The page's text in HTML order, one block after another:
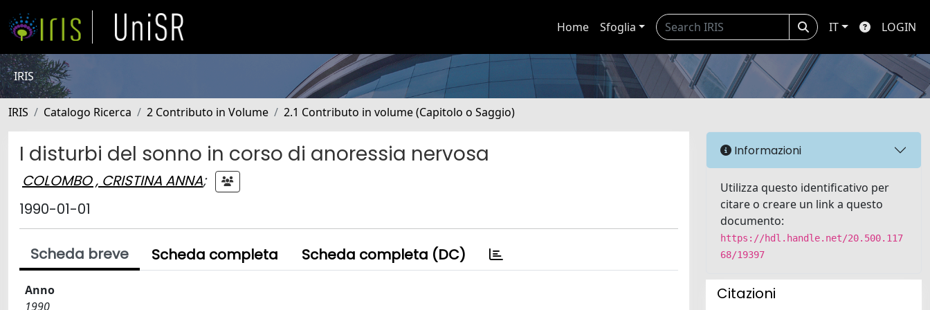
Home Sfoglia IT LOGIN
IRIS
IRIS Catalogo Ricerca 2 Contributo in Volume 2.1 Contributo in volume (Capitolo o Saggio)
I disturbi del sonno in corso di anoressia nervosa
COLOMBO , CRISTINA ANNA;
1990-01-01
Scheda breve Scheda completa Scheda completa (DC)
Anno
1990
Informazioni
Utilizza questo identificativo per
citare o creare un link a questo
documento:
https://hdl.handle.net/20.500.117
68/19397
Citazioni